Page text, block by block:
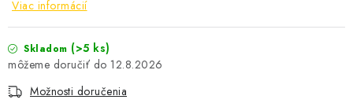
NOVINKY
ČOKOLÁDA
Viac informácií
Skladom (>5 ks)
12.8.2026
Možnosti doručenia